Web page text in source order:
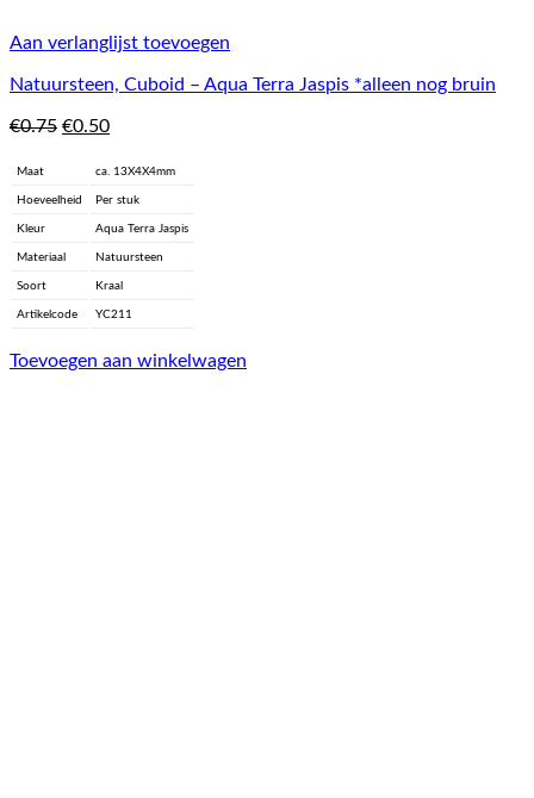
Aan verlanglijst toevoegen
Natuursteen, Cuboid – Aqua Terra Jaspis *alleen nog bruin
€0.75 Oorspronkelijke
was:
€0.75.
€0.50Huidige
is:
€0.50.
Maat ca. 13X4X4mm
Hoeveelheid Per stuk
Kleur Aqua Terra Jaspis
Materiaal Natuursteen
Soort Kraal
Artikelcode YC211
Toevoegen aan winkelwagen